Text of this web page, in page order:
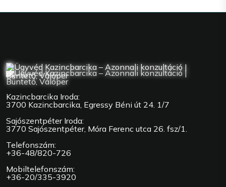
Kazincbarcika Iroda:
3700 Kazincbarcika, Egressy Béni út 24. 1/7
Sajószentpéter Iroda:
3770 Sajószentpéter, Móra Ferenc utca 26. fsz/1.
Telefonszám:
+36-48/820-726
Mobiltelefonszám:
+36-20/335-3920